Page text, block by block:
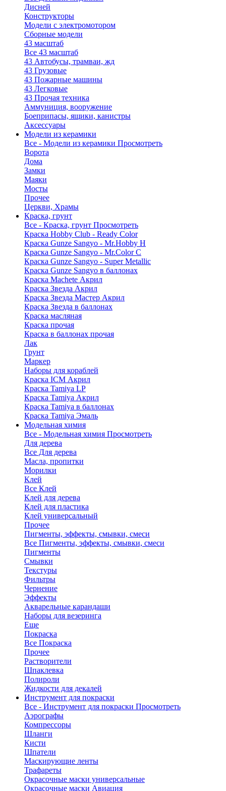
Дисней
Конструкторы
Модели с электромотором
Сборные модели
43 масштаб
Все 43 масштаб
43 Автобусы, трамваи, жд
43 Грузовые
43 Пожарные машины
43 Легковые
43 Прочая техника
Аммуниция, вооружение
Боеприпасы, ящики, канистры
Аксессуары
Модели из керамики
Все - Модели из керамики Просмотреть
Ворота
Дома
Замки
Маяки
Мосты
Прочее
Церкви, Храмы
Краска, грунт
Все - Краска, грунт Просмотреть
Краска Hobby Club - Ready Color
Краска Gunze Sangyo - Mr.Hobby H
Краска Gunze Sangyo - Mr.Color C
Краска Gunze Sangyo - Super Metallic
Краска Gunze Sangyo в баллонах
Краска Machete Акрил
Краска Звезда Акрил
Краска Звезда Мастер Акрил
Краска Звезда в баллонах
Краска масляная
Краска прочая
Краска в баллонах прочая
Лак
Грунт
Маркер
Наборы для кораблей
Краска ICM Акрил
Краска Tamiya LP
Краска Tamiya Акрил
Краска Tamiya в баллонах
Краска Tamiya Эмаль
Модельная химия
Все - Модельная химия Просмотреть
Для дерева
Все Для дерева
Масла, пропитки
Морилки
Клей
Все Клей
Клей для дерева
Клей для пластика
Клей универсальный
Прочее
Пигменты, эффекты, смывки, смеси
Все Пигменты, эффекты, смывки, смеси
Пигменты
Смывки
Текстуры
Фильтры
Чернение
Эффекты
Акварельные карандаши
Наборы для везеринга
Еще
Покраска
Все Покраска
Прочее
Растворители
Шпаклевка
Полироли
Жидкости для декалей
Инструмент для покраски
Все - Инструмент для покраски Просмотреть
Аэрографы
Компрессоры
Шланги
Кисти
Шпатели
Маскирующие ленты
Трафареты
Окрасочные маски универсальные
Окрасочные маски Авиация